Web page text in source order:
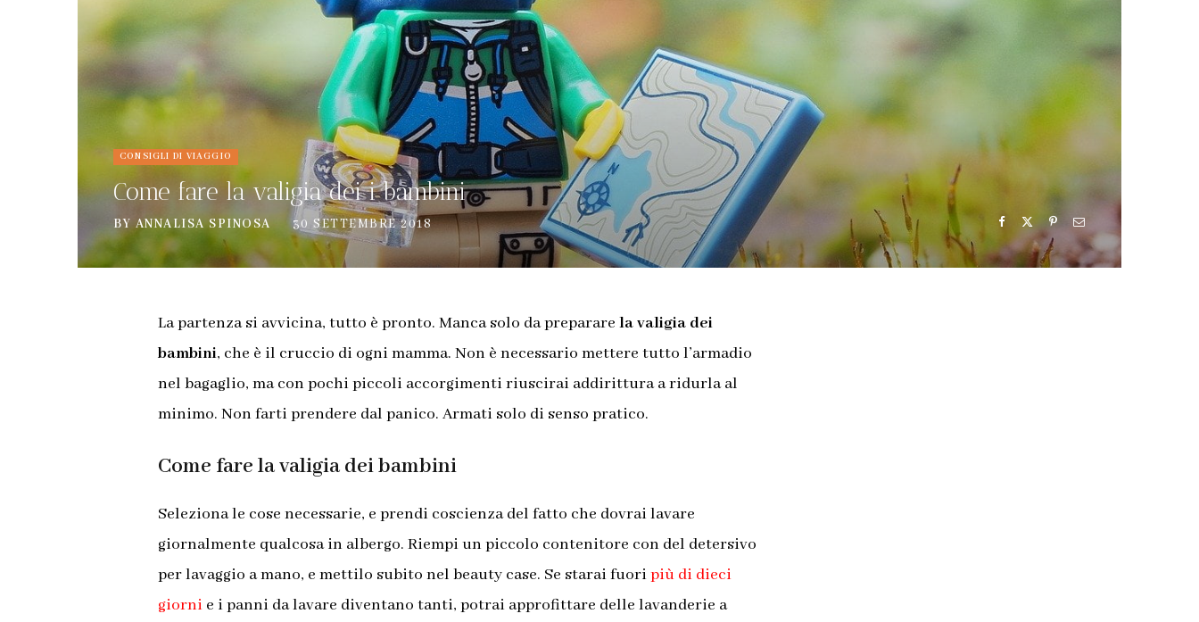
CONSIGLI DI VIAGGIO
Come fare la valigia dei i bambini
BY ANNALISA SPINOSA 30 SETTEMBRE 2018
La partenza si avvicina, tutto è pronto. Manca solo da preparare la valigia dei
bambini, che è il cruccio di ogni mamma. Non è necessario mettere tutto l’armadio
nel bagaglio, ma con pochi piccoli accorgimenti riuscirai addirittura a ridurla al
minimo. Non farti prendere dal panico. Armati solo di senso pratico.
Come fare la valigia dei bambini
Seleziona le cose necessarie, e prendi coscienza del fatto che dovrai lavare
giornalmente qualcosa in albergo. Riempi un piccolo contenitore con del detersivo
per lavaggio a mano, e mettilo subito nel beauty case. Se starai fuoripiù di dieci
giorni e i panni da lavare diventano tanti, potrai approfittare delle lavanderie a